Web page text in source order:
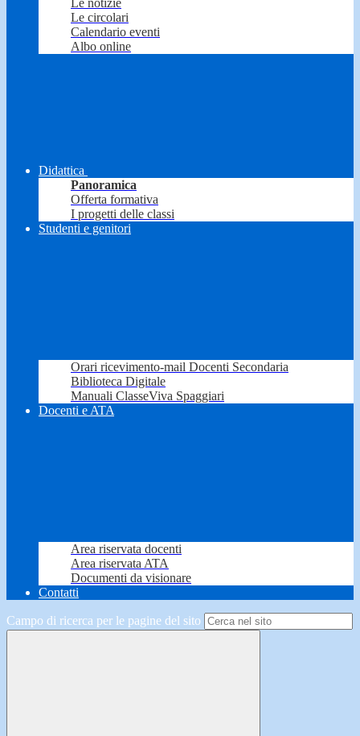
Le notizie
Le circolari
Calendario eventi
Albo online
Didattica
Panoramica
Offerta formativa
I progetti delle classi
Studenti e genitori
Orari ricevimento-mail Docenti Secondaria
Biblioteca Digitale
Manuali ClasseViva Spaggiari
Docenti e ATA
Area riservata docenti
Area riservata ATA
Documenti da visionare
Contatti
Campo di ricerca per le pagine del sito